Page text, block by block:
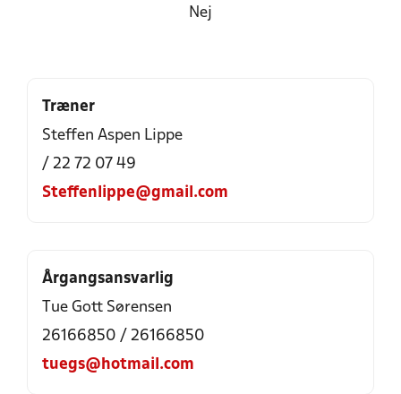
Nej
Træner
Steffen Aspen Lippe
/ 22 72 07 49
Steffenlippe@gmail.com
Årgangsansvarlig
Tue Gott Sørensen
26166850 / 26166850
tuegs@hotmail.com